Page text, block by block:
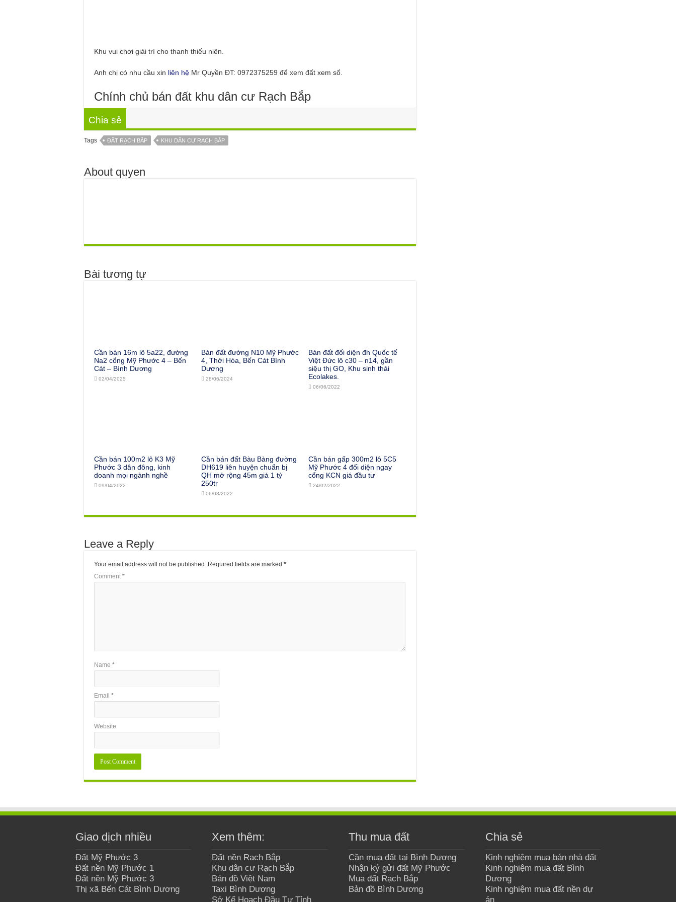
Khu vui chơi giải trí cho thanh thiếu niên.
Anh chị có nhu cầu xin liên hệ Mr Quyền ĐT: 0972375259 để xem đất xem sổ.
Chính chủ bán đất khu dân cư Rạch Bắp
Chia sẻ
Tags ĐẤT RẠCH BẮP KHU DÂN CƯ RẠCH BẮP
About quyen
Bài tương tự
Cần bán 16m lô 5a22, đường
Na2 cổng Mỹ Phước 4 – Bến
Cát – Bình Dương
02/04/2025
Bán đất đường N10 Mỹ Phước
4, Thới Hòa, Bến Cát Bình
Dương
28/06/2024
Bán đất đối diện đh Quốc tế
Việt Đức lô c30 – n14, gần
siệu thị GO, Khu sinh thái
Ecolakes.
06/06/2022
Cần bán 100m2 lô K3 Mỹ
Phước 3 dân đông, kinh
doanh mọi ngành nghề
09/04/2022
Cần bán đất Bàu Bàng đường
DH619 liên huyện chuẩn bị
QH mở rộng 45m giá 1 tỷ
250tr
06/03/2022
Cần bán gấp 300m2 lô 5C5
Mỹ Phước 4 đối diện ngay
cổng KCN giá đầu tư
24/02/2022
Leave a Reply
Your email address will not be published. Required fields are marked *
Comment *
Name *
Email *
Website
Giao dịch nhiều
Đất Mỹ Phước 3
Đất nền Mỹ Phước 1
Đất nền Mỹ Phước 3
Thị xã Bến Cát Bình Dương
Xem thêm:
Đất nền Rạch Bắp
Khu dân cư Rạch Bắp
Bản đồ Việt Nam
Taxi Bình Dương
Sở Kế Hoạch Đầu Tư Tỉnh
Thu mua đất
Cần mua đất tại Bình Dương
Nhận ký gửi đất Mỹ Phước
Mua đất Rạch Bắp
Bản đồ Bình Dương
Chia sẻ
Kinh nghiệm mua bán nhà đất
Kinh nghiệm mua đất Bình
Dương
Kinh nghiệm mua đất nền dự
án